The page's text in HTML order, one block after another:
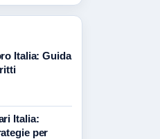
Italia: Guida
Italia:
per